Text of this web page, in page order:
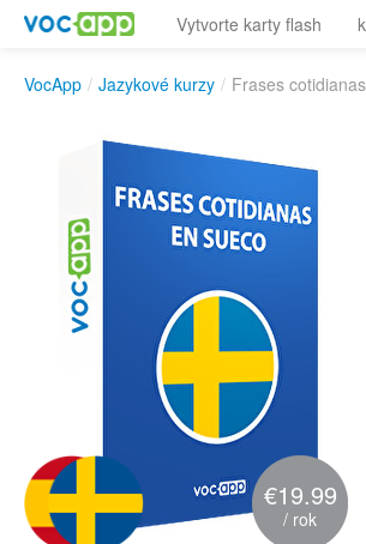
Vytvorte karty flash
VocApp / Jazykové kurzy / Frases
€19.99
/ rok